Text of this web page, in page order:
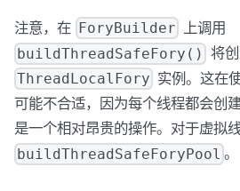
注意，在 ForyBuilder 上调用
buildThreadSafeFory() 将
ThreadLocalFory 实例。这在
可能不合适，因为每个线程都会创
是一个相对昂贵的操作。对于虚拟
buildThreadSafeForyPool 。